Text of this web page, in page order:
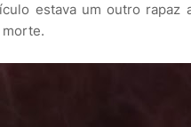
estava um outro rapaz